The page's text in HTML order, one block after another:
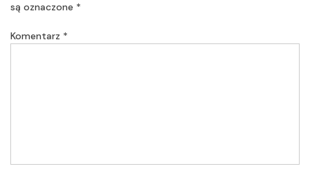
są oznaczone *
Komentarz *